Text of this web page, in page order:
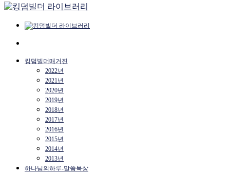
킹덤빌더매거진
2022년
2021년
2020년
2019년
2018년
2017년
2016년
2015년
2014년
2013년
하나님의하루-말씀묵상